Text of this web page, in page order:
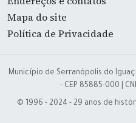
Mapa do site
Política de Privacidade
Município de Serranópolis do
- CEP 85885-000 |
© 1996 - 2024 - 29 anos de